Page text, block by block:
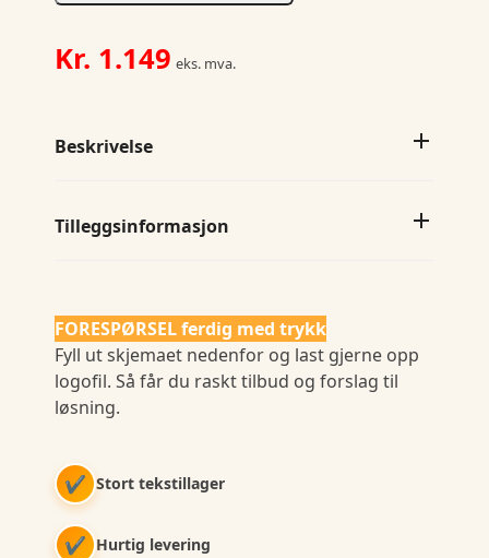
Kr. 1.149 eks. mva.
Beskrivelse
Tilleggsinformasjon
FORESPØRSEL ferdig med trykk
Fyll ut skjemaet nedenfor og last gjerne opp
logofil. Så får du raskt tilbud og forslag til
løsning.
✔ Stort tekstillager
✔ Hurtig levering